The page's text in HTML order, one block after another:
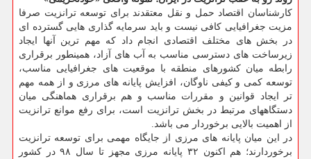
کارشناسان اقتصاد حمل و نقل معتقدند برای توسعه ترانزیت صرفا
مزیت جغرافیایی کافی نیست و باید سرمایه گذاری هایی گسترده ای
در بخش های مختلف اقتصادی انجام داد که مهم ترین آنها ایجاد
زیرساخت های دسترسی مناسب به آب های آزاد، همینطور برقراری
رابطه میان کشورهای منطقه با موقعیت های جغرافیایی مناسب،
توسعه کمی و کیفی ناوگان، افزایش پایانه های مرزی و از همه مهم
تر ایجاد قوانین و مقررات مناسب و هم برقراری هماهنگی میان
دستگاههای مرتبط در بخش ترانزیت است، برای رفع موانع ترانزیت
از اهمیت بالایی برخوردار می باشد.
در این میان پایانه های مرزی از جایگاه مهمی برای توسعه ترانزیت
برخوردارند؛ هم اکنون ۳۲ پایانه مرزی مجهز تا سال ۹۸ در کشور